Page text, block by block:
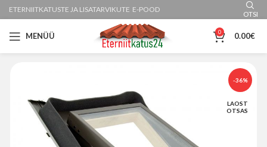
ETERNIITKATUSTE JA LISATARVIKUTE E-POOD
OTSI
MENÜÜ 0 0.00€
-36%
LAOST
OTSAS